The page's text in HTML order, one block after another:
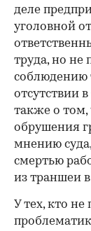
деле
уголовной
труда, но не
соблюдению
отсутствии
также о том,
обрушения
мнению
смертью
из траншеи
У тех, кто